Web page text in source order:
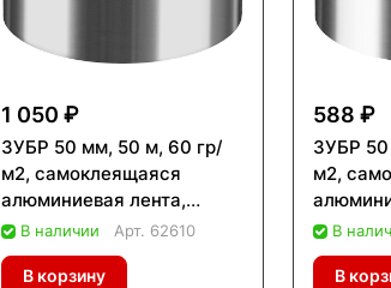
1 050 ₽
ЗУБР 50 мм, 50 м, 60 гр/
м2, самоклеящаяся
алюминиевая лента,
Профессионал (12262-50-
50)
В наличии Арт. 62610
В корзину
588 ₽
ЗУБР
м2,
25)
В
В